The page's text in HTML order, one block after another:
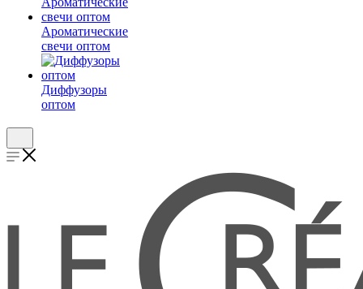
Ароматические
свечи оптом
Диффузоры
оптом